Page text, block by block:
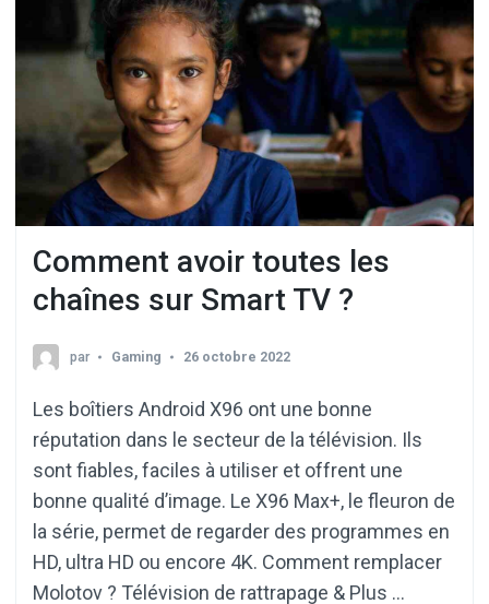
Comment avoir toutes les
chaînes sur Smart TV ?
par Gaming 26 octobre 2022
Les boîtiers Android X96 ont une bonne
réputation dans le secteur de la télévision. Ils
sont fiables, faciles à utiliser et offrent une
bonne qualité d’image. Le X96 Max+, le fleuron de
la série, permet de regarder des programmes en
HD, ultra HD ou encore 4K. Comment remplacer
Molotov ? Télévision de rattrapage & Plus …